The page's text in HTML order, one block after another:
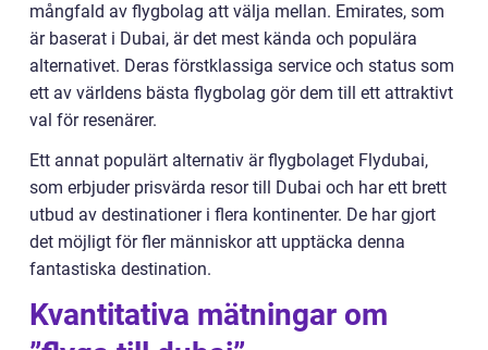
mångfald av flygbolag att välja mellan. Emirates, som
är baserat i Dubai, är det mest kända och populära
alternativet. Deras förstklassiga service och status som
ett av världens bästa flygbolag gör dem till ett attraktivt
val för resenärer.
Ett annat populärt alternativ är flygbolaget Flydubai,
som erbjuder prisvärda resor till Dubai och har ett brett
utbud av destinationer i flera kontinenter. De har gjort
det möjligt för fler människor att upptäcka denna
fantastiska destination.
Kvantitativa mätningar om